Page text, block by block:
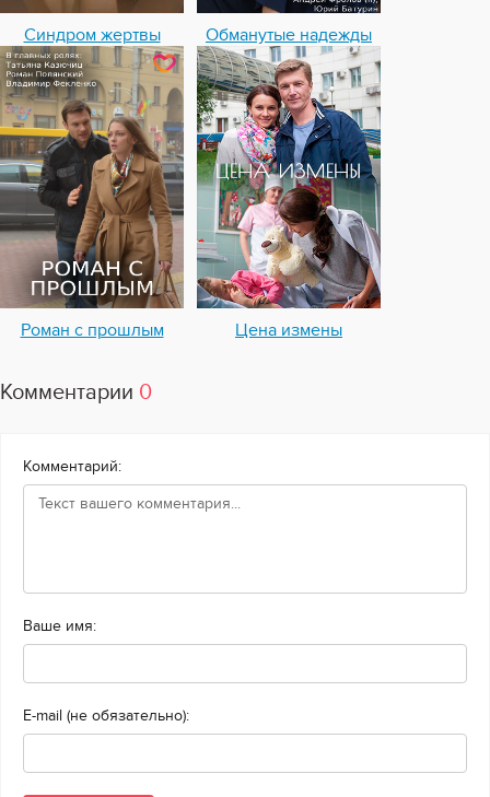
Синдром жертвы Обманутые надежды
Роман с прошлым Цена измены
Комментарии 0
Комментарий:
Ваше имя:
E-mail (не обязательно):